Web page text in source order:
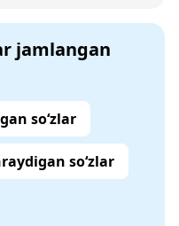
jamlangan
so‘zlar
so‘zlar